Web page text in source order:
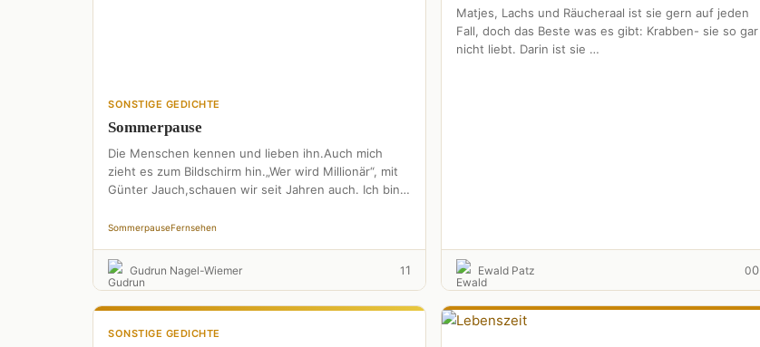
SONSTIGE GEDICHTE
Sommerpause
Die Menschen kennen und lieben ihn.Auch mich
zieht es zum Bildschirm hin.„Wer wird Millionär“, mit
Günter Jauch,schauen wir seit Jahren auch. Ich bin
SommerpauseFernsehen
Gudrun Nagel-Wiemer 11
Matjes, Lachs und Räucheraal ist sie gern auf jeden
Fall, doch das Beste was es gibt: Krabben- sie so gar
nicht liebt. Darin ist sie …
Ewald Patz 00
SONSTIGE GEDICHTE